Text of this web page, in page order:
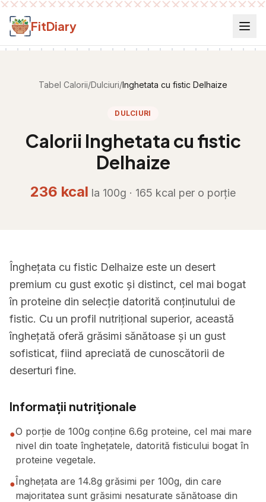
Salt la conținut
FitDiary
Tabel Calorii/Dulciuri/Inghetata cu fistic Delhaize
DULCIURI
Calorii Inghetata cu fistic
Delhaize
236 kcal la 100g · 165 kcal per o porție
Înghețata cu fistic Delhaize este un desert
premium cu gust exotic și distinct, cel mai bogat
în proteine din selecție datorită conținutului de
fistic. Cu un profil nutrițional superior, această
înghețată oferă grăsimi sănătoase și un gust
sofisticat, fiind apreciată de cunoscătorii de
deserturi fine.
Informații nutriționale
●O porție de 100g conține 6.6g proteine, cel mai mare
nivel din toate înghețatele, datorită fisticului bogat în
proteine vegetale.
●Înghețata are 14.8g grăsimi per 100g, din care
majoritatea sunt grăsimi nesaturate sănătoase din